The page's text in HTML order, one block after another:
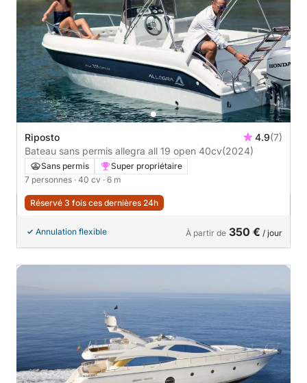
Riposto 4.9(7)
Bateau sans permis allegra all 19 open 40cv(2024)
Sans permis
Super propriétaire
7 personnes · 40 cv · 6 m
Réservé 3 fois ces dernières 24h
Annulation flexible À partir de 350 € / jour